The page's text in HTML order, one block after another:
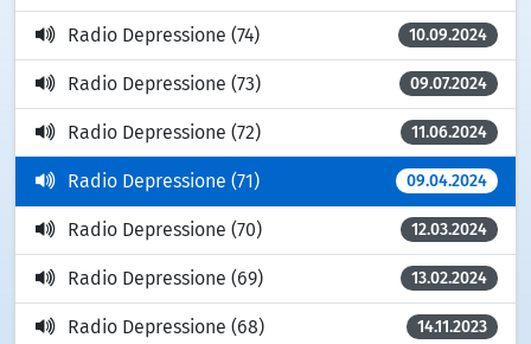
Radio Depressione (74) 10.09.2024
Radio Depressione (73) 09.07.2024
Radio Depressione (72) 11.06.2024
Radio Depressione (71) 09.04.2024
Radio Depressione (70) 12.03.2024
Radio Depressione (69) 13.02.2024
Radio Depressione (68) 14.11.2023